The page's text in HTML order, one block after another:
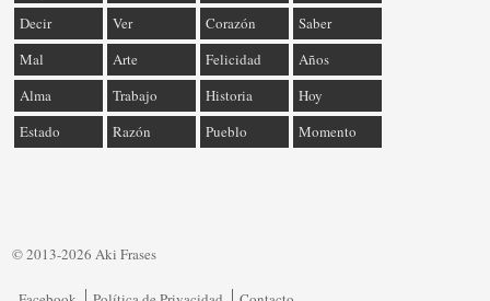
Decir
Ver Corazón
Saber
Mal
Arte Felicidad
Años
Alma
Trabajo Historia
Hoy
Estado
Razón Pueblo Momento
© 2013-2026 Aki Frases